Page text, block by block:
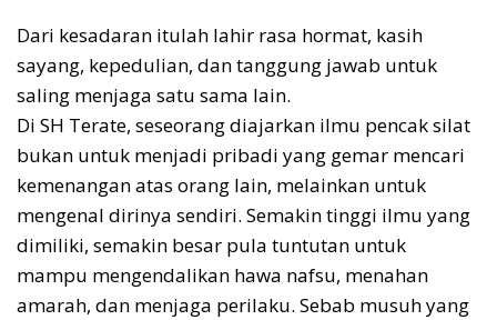
Dari kesadaran itulah lahir rasa hormat, kasih
sayang, kepedulian, dan tanggung jawab untuk
saling menjaga satu sama lain.
Di SH Terate, seseorang diajarkan ilmu pencak silat
bukan untuk menjadi pribadi yang gemar mencari
kemenangan atas orang lain, melainkan untuk
mengenal dirinya sendiri. Semakin tinggi ilmu yang
dimiliki, semakin besar pula tuntutan untuk
mampu mengendalikan hawa nafsu, menahan
amarah, dan menjaga perilaku. Sebab musuh yang